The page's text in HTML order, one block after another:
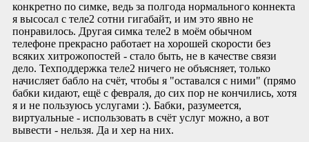
конкретно по симке, ведь за полгода нормального коннекта
я высосал с теле2 сотни гигабайт, и им это явно не
понравилось. Другая симка теле2 в моём обычном
телефоне прекрасно работает на хорошей скорости без
всяких хитрожопостей - стало быть, не в качестве связи
дело. Техподдержка теле2 ничего не объясняет, только
начисляет бабло на счёт, чтобы я "оставался с ними" (прямо
бабки кидают, ещё с февраля, до сих пор не кончились, хотя
я и не пользуюсь услугами :). Бабки, разумеется,
виртуальные - использовать в счёт услуг можно, а вот
вывести - нельзя. Да и хер на них.